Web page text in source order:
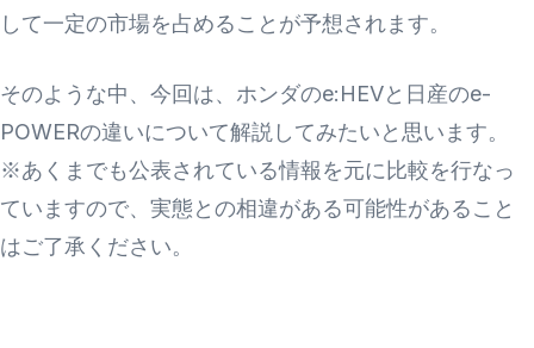
して一定の市場を占めることが予想されます。
そのような中、今回は、ホンダのe:HEVと日産のe-
POWERの違いについて解説してみたいと思います。
※あくまでも公表されている情報を元に比較を行なっ
ていますので、実態との相違がある可能性があること
はご了承ください。